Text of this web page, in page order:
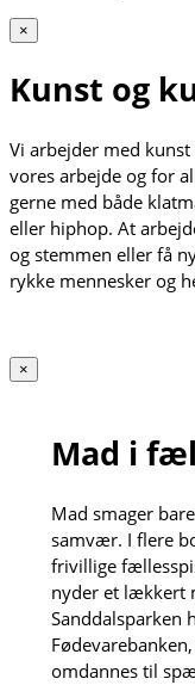
×
Kunst og
Vi arbejder med
vores arbejde og for
gerne med både
eller hiphop. At
og stemmen eller få
rykke mennesker og
×
Mad i
Mad smager
samvær. I flere
frivillige
nyder et lækkert
Sanddalsparken
omdannes til